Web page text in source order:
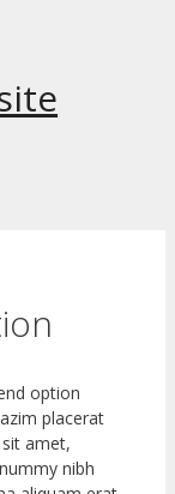
option
placerat
amet,
nibh